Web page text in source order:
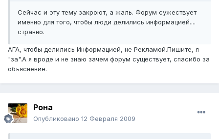
Сейчас и эту тему закроют, а жаль. Форум сужествует
именно для того, чтобы люди делились информацией....
странно.
АГА, чтобы делились Информацией, не Рекламой.Пишите, я
"за".А я вроде и не знаю зачем форум существует, спасибо за
объяснение.
Рона
Опубликовано 12 Февраля 2009